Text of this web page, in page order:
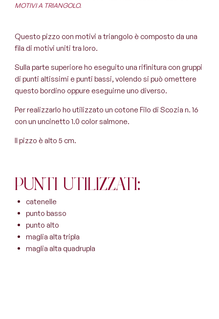
MOTIVI A TRIANGOLO.
Questo pizzo con motivi a triangolo è composto da una
fila di motivi uniti tra loro.
Sulla parte superiore ho eseguito una rifinitura con gruppi
di punti altissimi e punti bassi, volendo si può omettere
questo bordino oppure eseguirne uno diverso.
Per realizzarlo ho utilizzato un cotone Filo di Scozia n. 16
con un uncinetto 1.0 color salmone.
Il pizzo è alto 5 cm.
Punti utilizzati:
catenelle
punto basso
punto alto
maglia alta tripla
maglia alta quadrupla